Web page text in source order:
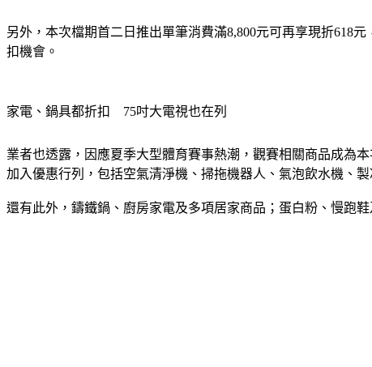
另外，本次檔期首二日推出單筆消費滿8,800元可再享現折618
扣機會。
家電、鍋具都折扣　75吋大電視也在列
業者也透露，因應夏季大型體育賽事熱潮，觀賽相關商品成為
加入優惠行列，包括空氣清淨機、掃拖機器人、氣泡飲水機、
還有此外，鑄鐵鍋、廚房家電及多項居家商品；蛋白粉、慢跑